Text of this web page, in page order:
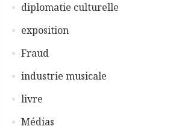
diplomatie culturelle
exposition
Fraud
industrie musicale
livre
Médias